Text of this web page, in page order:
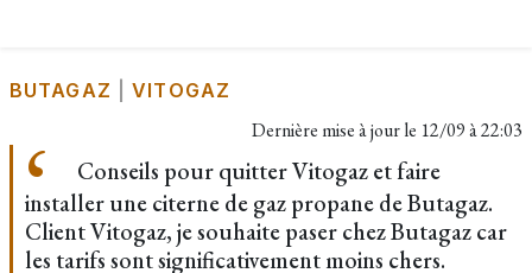
BUTAGAZ |VITOGAZ
Dernière mise à jour le 12/09 à 22:03
Conseils pour quitter Vitogaz et faire
installer une citerne de gaz propane de Butagaz.
Client Vitogaz, je souhaite paser chez Butagaz car
les tarifs sont significativement moins chers.